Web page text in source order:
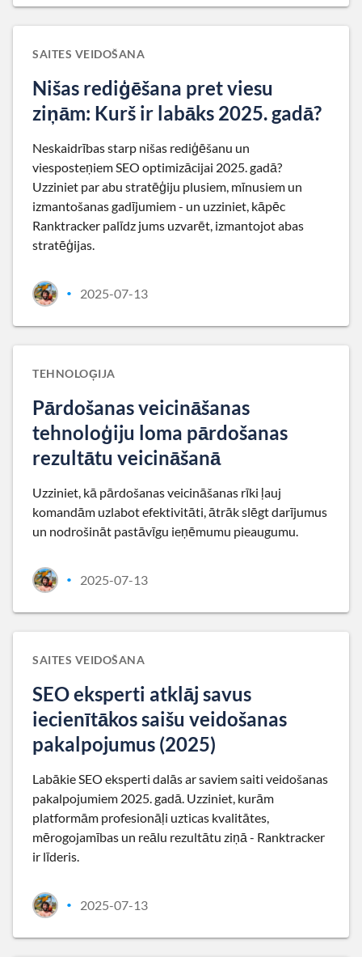
SAITES VEIDOŠANA
Nišas rediģēšana pret viesu
ziņām: Kurš ir labāks 2025. gadā?
Neskaidrības starp nišas rediģēšanu un
viesposteņiem SEO optimizācijai 2025. gadā?
Uzziniet par abu stratēģiju plusiem, mīnusiem un
izmantošanas gadījumiem - un uzziniet, kāpēc
Ranktracker palīdz jums uzvarēt, izmantojot abas
stratēģijas.
• 2025-07-13
TEHNOLOĢIJA
Pārdošanas veicināšanas
tehnoloģiju loma pārdošanas
rezultātu veicināšanā
Uzziniet, kā pārdošanas veicināšanas rīki ļauj
komandām uzlabot efektivitāti, ātrāk slēgt darījumus
un nodrošināt pastāvīgu ieņēmumu pieaugumu.
• 2025-07-13
SAITES VEIDOŠANA
SEO eksperti atklāj savus
iecienītākos saišu veidošanas
pakalpojumus (2025)
Labākie SEO eksperti dalās ar saviem saiti veidošanas
pakalpojumiem 2025. gadā. Uzziniet, kurām
platformām profesionāļi uzticas kvalitātes,
mērogojamības un reālu rezultātu ziņā - Ranktracker
ir līderis.
• 2025-07-13